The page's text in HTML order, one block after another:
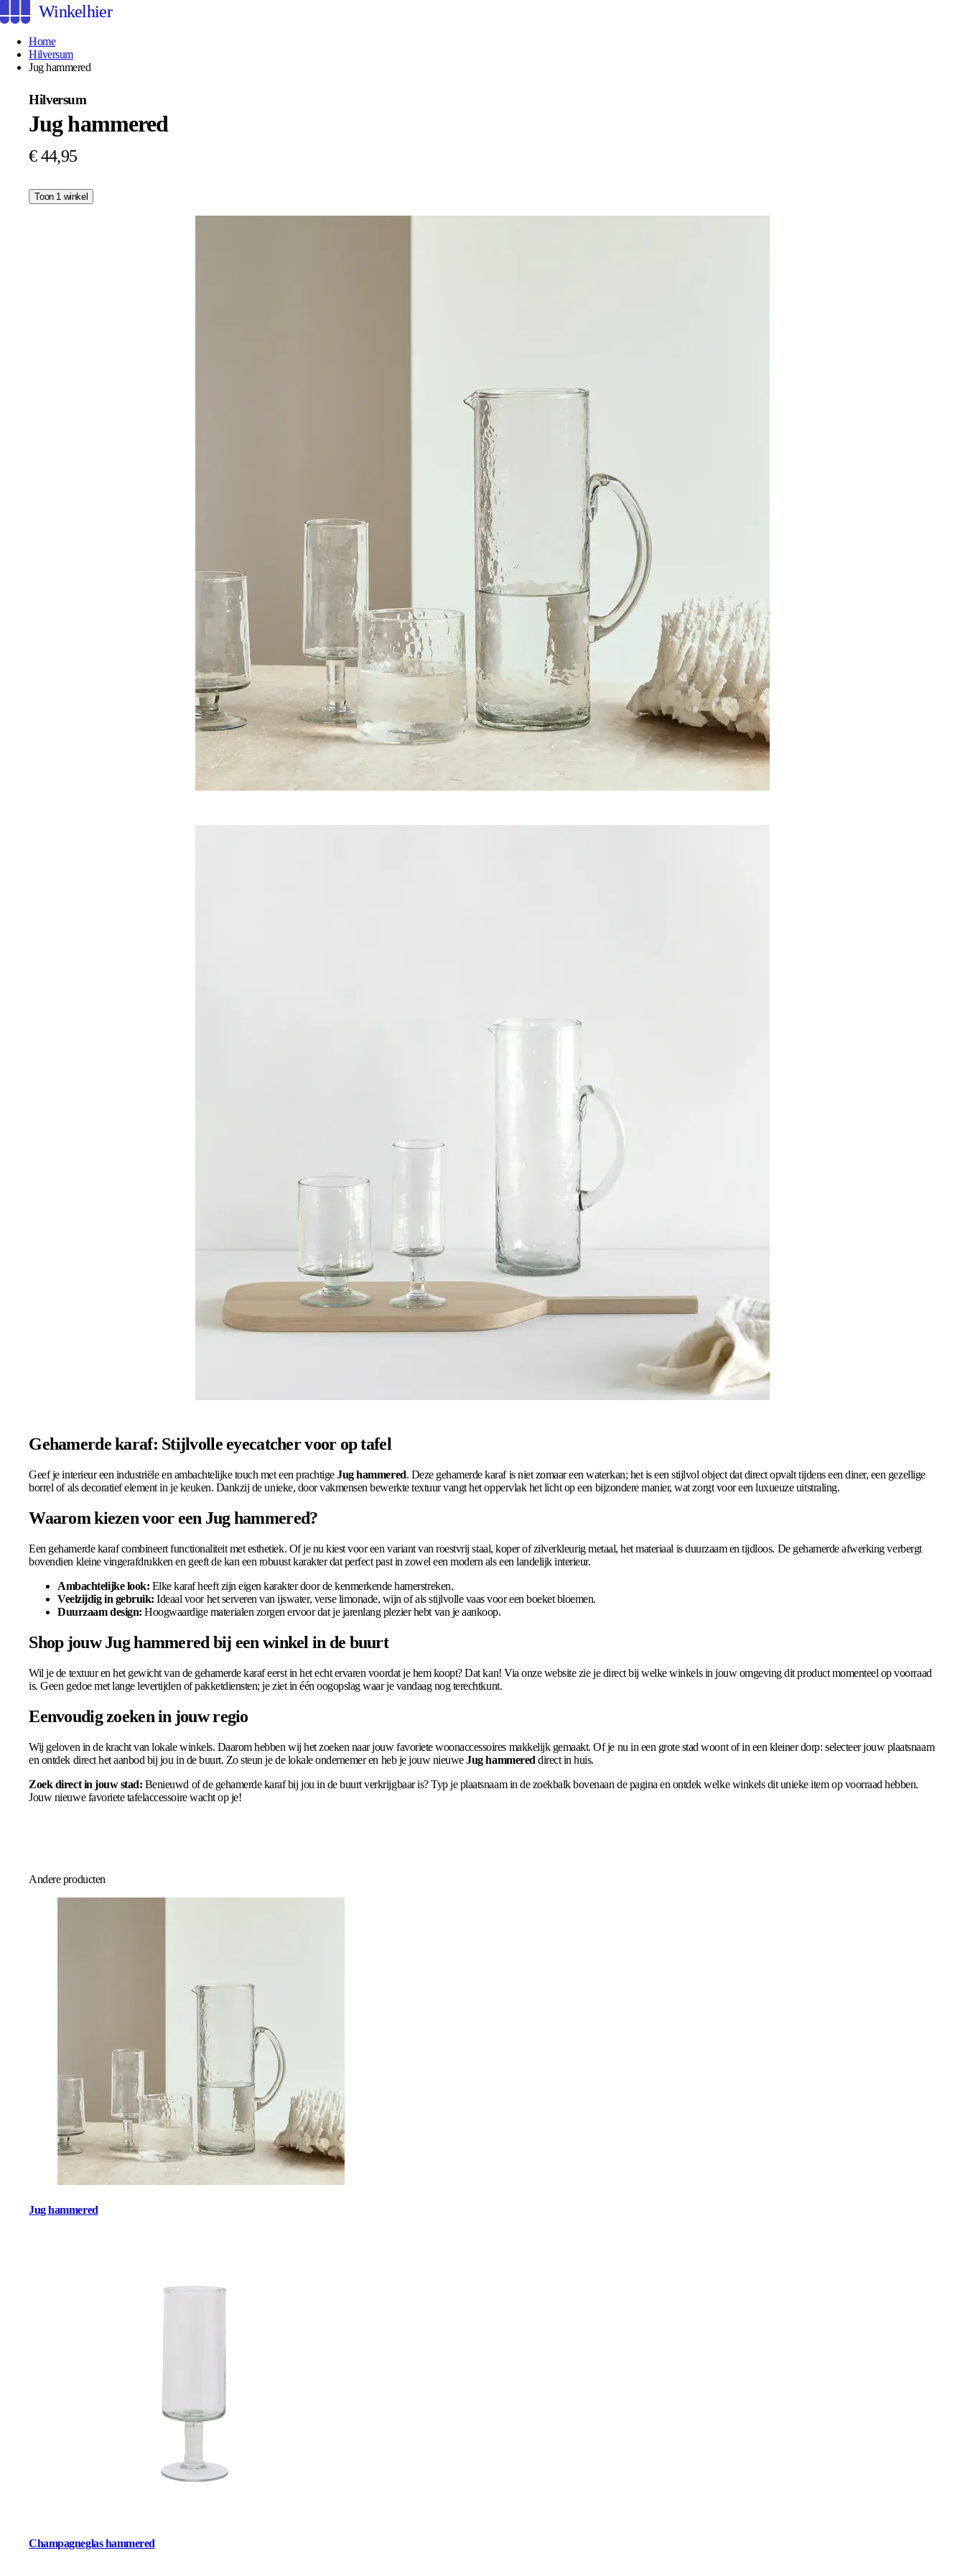
Winkelhier
Home
Hilversum
Jug hammered
Hilversum
Jug hammered
€ 44,95
Toon 1 winkel
Gehamerde karaf: Stijlvolle eyecatcher voor op tafel
Geef je interieur een industriële en ambachtelijke touch met een prachtigeJug hammered. Deze gehamerde karaf is niet zomaar een waterkan; het is een stijlvol object dat direct opvalt tijdens een diner, een gezellige
borrel of als decoratief element in je keuken. Dankzij de unieke, door vakmensen bewerkte textuur vangt het oppervlak het licht op een bijzondere manier, wat zorgt voor een luxueuze uitstraling.
Waarom kiezen voor een Jug hammered?
Een gehamerde karaf combineert functionaliteit met esthetiek. Of je nu kiest voor een variant van roestvrij staal, koper of zilverkleurig metaal, het materiaal is duurzaam en tijdloos. De gehamerde afwerking verbergt
bovendien kleine vingerafdrukken en geeft de kan een robuust karakter dat perfect past in zowel een modern als een landelijk interieur.
Ambachtelijke look: Elke karaf heeft zijn eigen karakter door de kenmerkende hamerstreken.
Veelzijdig in gebruik: Ideaal voor het serveren van ijswater, verse limonade, wijn of als stijlvolle vaas voor een boeket bloemen.
Duurzaam design: Hoogwaardige materialen zorgen ervoor dat je jarenlang plezier hebt van je aankoop.
Shop jouw Jug hammered bij een winkel in de buurt
Wil je de textuur en het gewicht van de gehamerde karaf eerst in het echt ervaren voordat je hem koopt? Dat kan! Via onze website zie je direct bij welke winkels in jouw omgeving dit product momenteel op voorraad
is. Geen gedoe met lange levertijden of pakketdiensten; je ziet in één oogopslag waar je vandaag nog terechtkunt.
Eenvoudig zoeken in jouw regio
Wij geloven in de kracht van lokale winkels. Daarom hebben wij het zoeken naar jouw favoriete woonaccessoires makkelijk gemaakt. Of je nu in een grote stad woont of in een kleiner dorp: selecteer jouw plaatsnaam
en ontdek direct het aanbod bij jou in de buurt. Zo steun je de lokale ondernemer en heb je jouw nieuweJug hammered direct in huis.
Zoek direct in jouw stad: Benieuwd of de gehamerde karaf bij jou in de buurt verkrijgbaar is? Typ je plaatsnaam in de zoekbalk bovenaan de pagina en ontdek welke winkels dit unieke item op voorraad hebben.
Jouw nieuwe favoriete tafelaccessoire wacht op je!
Andere producten
Jug hammered
Champagneglas hammered